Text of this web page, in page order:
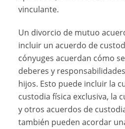
vinculante.
Un divorcio de mutuo
incluir un acuerdo de
cónyuges acuerdan cómo
deberes y
hijos. Esto puede incluir la
custodia física exclusiva, la
y otros acuerdos de
también pueden acordar